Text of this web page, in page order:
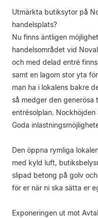
Utmärkta butiksytor på
handelsplats?
Nu finns äntligen
handelsområdet vid
och med delad entré
samt en lagom stor yta
man ha i lokalens bakre
så medger den
entrésolplan.
Goda
Den öppna rymliga
med kyld luft,
slipad betong på golv
för er när ni ska sätta er
Exponeringen ut mot